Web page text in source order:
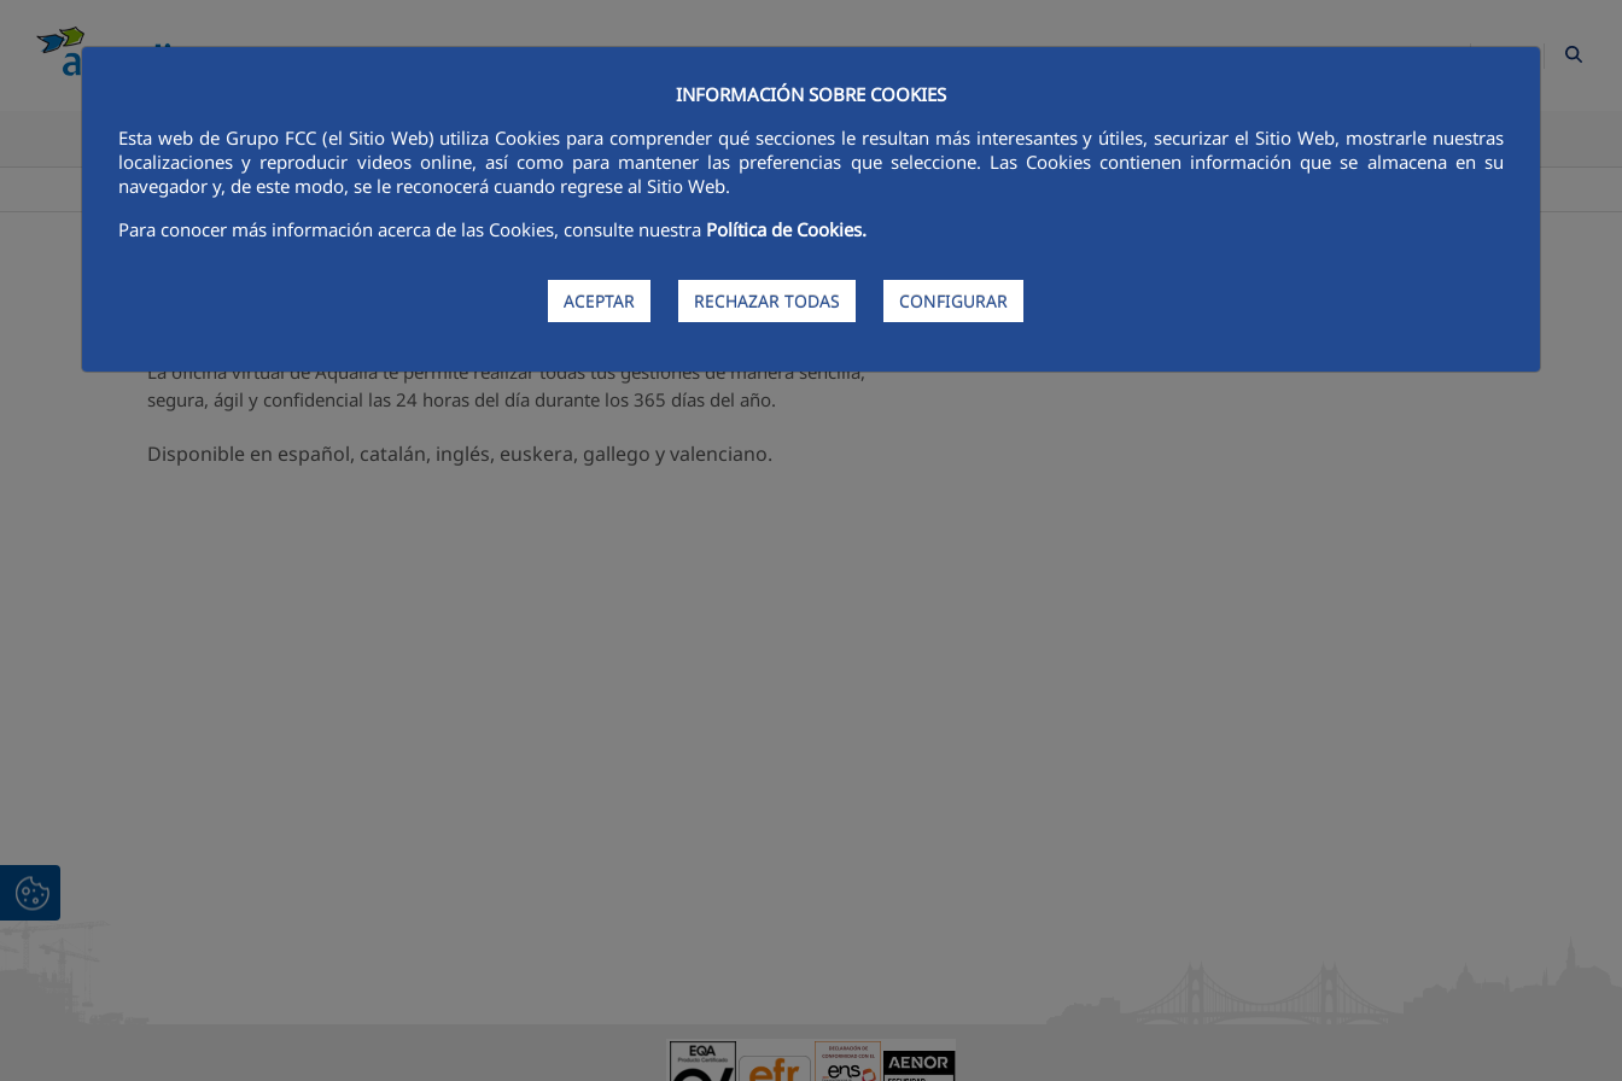
INFORMACIÓN SOBRE COOKIES
Esta web de Grupo FCC (el Sitio Web) utiliza Cookies para comprender qué secciones le resultan más interesantes y útiles, securizar el Sitio Web, mostrarle nuestras
localizaciones y reproducir videos online, así como para mantener las preferencias que seleccione. Las Cookies contienen información que se almacena en su
navegador y, de este modo, se le reconocerá cuando regrese al Sitio Web.
Para conocer más información acerca de las Cookies, consulte nuestra Política de Cookies.
ACEPTAR RECHAZAR TODAS CONFIGURAR
CONOCE AQUALIA ANALISTAS E INVERSORES INNOVACIÓN DIGITALIZACIÓN SOSTENIBILIDAD ÉTICA E INTEGRIDAD COMUNICACIÓN
Aqualia ES > Atención al cliente
Bienvenido a la oficina virtual Aqualia
La oficina virtual de Aqualia te permite realizar todas tus gestiones de manera sencilla,
segura, ágil y confidencial las 24 horas del día durante los 365 días del año.
Disponible en español, catalán, inglés, euskera, gallego y valenciano.